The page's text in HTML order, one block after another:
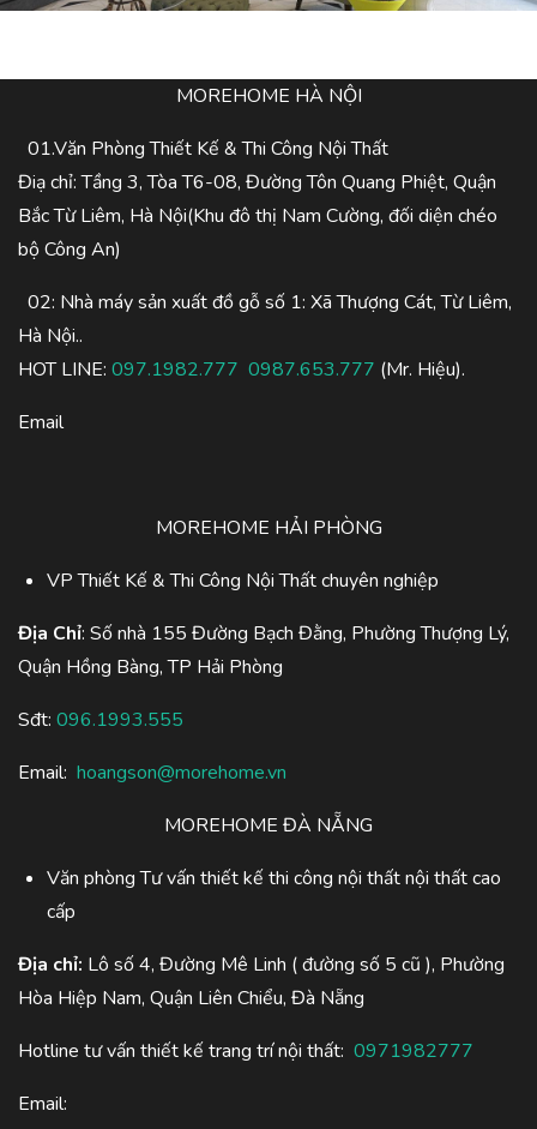
MOREHOME HÀ NỘI
01.Văn Phòng Thiết Kế & Thi Công Nội Thất
Điạ chỉ: Tầng 3, Tòa T6-08, Đường Tôn Quang Phiệt, Quận
Bắc Từ Liêm, Hà Nội(Khu đô thị Nam Cường, đối diện chéo
bộ Công An)
02: Nhà máy sản xuất đồ gỗ số 1: Xã Thượng Cát, Từ Liêm,
Hà Nội..
HOT LINE: 097.1982.777 0987.653.777 (Mr. Hiệu).
Email
MOREHOME HẢI PHÒNG
VP Thiết Kế & Thi Công Nội Thất chuyên nghiệp
Địa Chỉ: Số nhà 155 Đường Bạch Đằng, Phường Thượng Lý,
Quận Hồng Bàng, TP Hải Phòng
Sđt: 096.1993.555
Email: hoangson@morehome.vn
MOREHOME ĐÀ NẴNG
Văn phòng Tư vấn thiết kế thi công nội thất nội thất cao
cấp
Địa chỉ: Lô số 4, Đường Mê Linh ( đường số 5 cũ ), Phường
Hòa Hiệp Nam, Quận Liên Chiểu, Đà Nẵng
Hotline tư vấn thiết kế trang trí nội thất: 0971982777
Email: